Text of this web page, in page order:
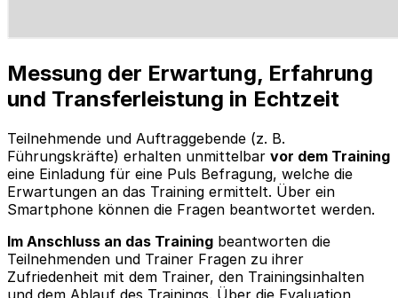
Messung der Erwartung, Erfahrung
und Transferleistung in Echtzeit
Teilnehmende und Auftraggebende (z. B.
Führungskräfte) erhalten unmittelbar vor dem Training
eine Einladung für eine Puls Befragung, welche die
Erwartungen an das Training ermittelt. Über ein
Smartphone können die Fragen beantwortet werden.
Im Anschluss an das Training beantworten die
Teilnehmenden und Trainer Fragen zu ihrer
Zufriedenheit mit dem Trainer, den Trainingsinhalten
und dem Ablauf des Trainings. Über die Evaluation